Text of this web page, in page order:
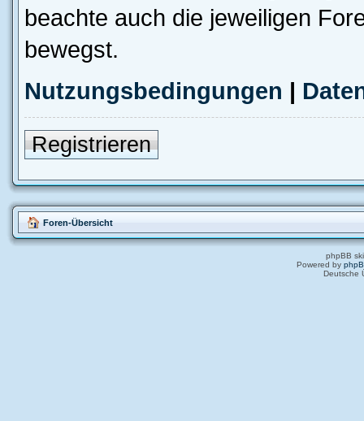
beachte auch die jeweiligen
bewegst.
Nutzungsbedingungen |
Registrieren
Foren-Übersicht
phpBB
Powered by
Deutsche